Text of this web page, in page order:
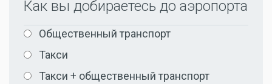
Как вы добираетесь до аэропорта
Варианты
Общественный транспорт
Такси
Такси + общественный транспорт